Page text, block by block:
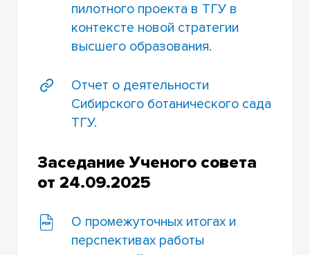
пилотного проекта в ТГУ в
контексте новой стратегии
высшего образования.
Отчет о деятельности
Сибирского ботанического сада
ТГУ.
Заседание Ученого совета
от 24.09.2025
О промежуточных итогах и
перспективах работы